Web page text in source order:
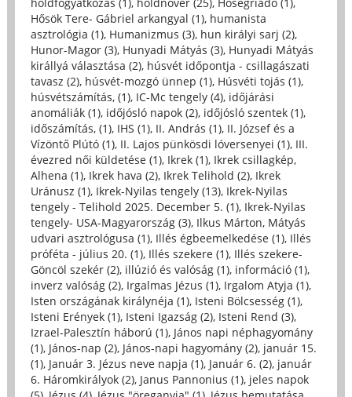
Hősök Tere- Gábriel arkangyal (1), humanista
asztrológia (1), Humanizmus (3), hun királyi sarj (2),
Hunor-Magor (3), Hunyadi Mátyás (3), Hunyadi Mátyás
királlyá választása (2), húsvét időpontja - csillagászati
tavasz (2), húsvét-mozgó ünnep (1), Húsvéti tojás (1),
húsvétszámítás, (1), IC-Mc tengely (4), időjárási
anomáliák (1), időjósló napok (2), időjósló szentek (1),
időszámítás, (1), IHS (1), II. András (1), II. József és a
Vízöntő Plútó (1), II. Lajos pünkösdi lóversenyei (1), III.
évezred női küldetése (1), Ikrek (1), Ikrek csillagkép,
Alhena (1), Ikrek hava (2), Ikrek Telihold (2), Ikrek
Uránusz (1), Ikrek-Nyilas tengely (13), Ikrek-Nyilas
tengely - Telihold 2025. December 5. (1), Ikrek-Nyilas
tengely- USA-Magyarország (3), Ilkus Márton, Mátyás
udvari asztrológusa (1), Illés égbeemelkedése (1), Illés
próféta - július 20. (1), Illés szekere (1), Illés szekere-
Göncöl szekér (2), illúzió és valóság (1), információ (1),
inverz valóság (2), Irgalmas Jézus (1), Irgalom Atyja (1),
Isten országának királynéja (1), Isteni Bölcsesség (1),
Isteni Erények (1), Isteni Igazság (2), Isteni Rend (3),
Izrael-Palesztín háború (1), János napi néphagyomány
(1), János-nap (2), János-napi hagyomány (2), január 15.
(1), Január 3. Jézus neve napja (1), Január 6. (2), január
6. Háromkirályok (2), Janus Pannonius (1), jeles napok